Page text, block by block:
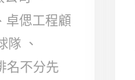
偲工程顧
隊 、
名不分先